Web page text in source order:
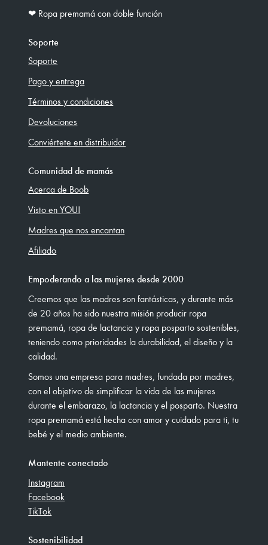
❤︎ Ropa premamá con doble función
Soporte
Soporte
Pago y entrega
Términos y condiciones
Devoluciones
Conviértete en distribuidor
Comunidad de mamás
Acerca de Boob
Visto en YOU!
Madres que nos encantan
Afiliado
Empoderando a las mujeres desde 2000
Creemos que las madres son fantásticas, y durante más
de 20 años ha sido nuestra misión producir ropa
premamá, ropa de lactancia y ropa posparto sostenibles,
teniendo como prioridades la durabilidad, el diseño y la
calidad.
Somos una empresa para madres, fundada por madres,
con el objetivo de simplificar la vida de las mujeres
durante el embarazo, la lactancia y el posparto. Nuestra
ropa premamá está hecha con amor y cuidado para ti, tu
bebé y el medio ambiente.
Mantente conectado
Instagram
Facebook
TikTok
Sostenibilidad